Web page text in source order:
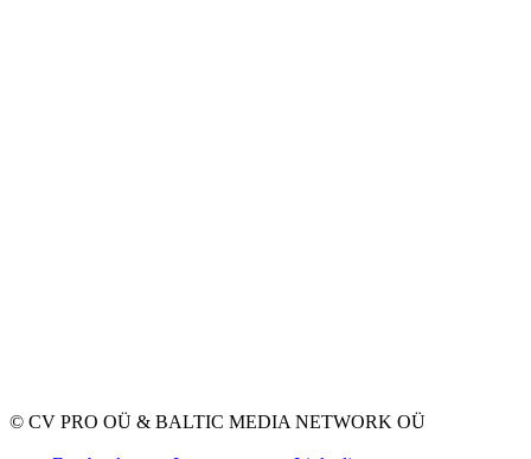
© CV PRO OÜ & BALTIC MEDIA NETWORK OÜ